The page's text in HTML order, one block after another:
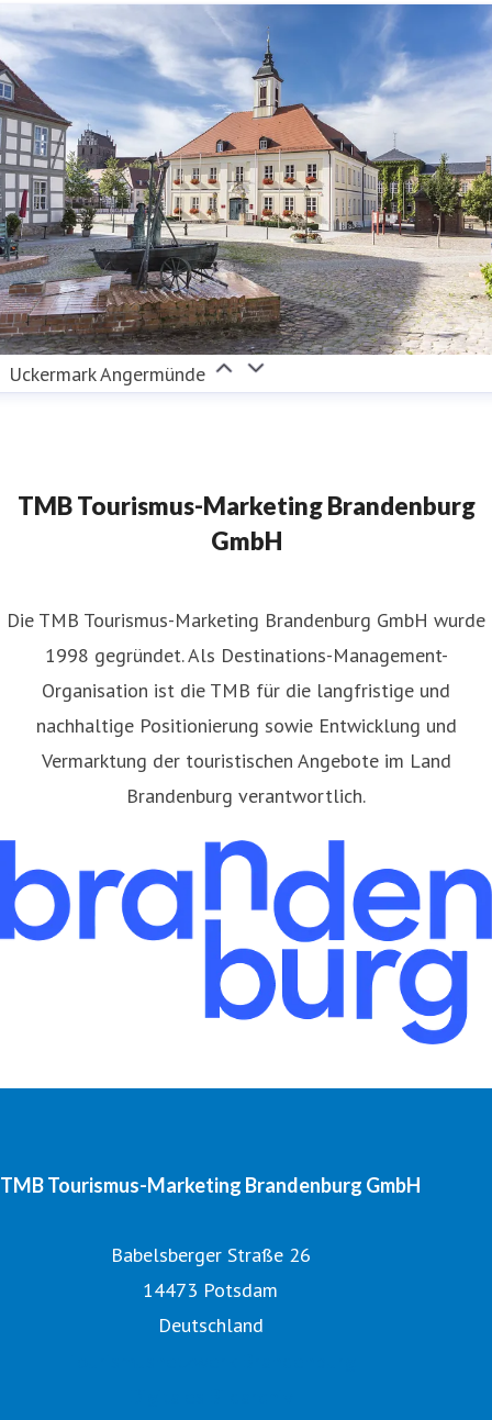
Uckermark Angermünde
TMB Tourismus-Marketing Brandenburg
GmbH
​Die TMB Tourismus-Marketing Brandenburg GmbH wurde
1998 gegründet. Als Destinations-Management-
Organisation ist die TMB für die langfristige und
nachhaltige Positionierung sowie Entwicklung und
Vermarktung der touristischen Angebote im Land
Brandenburg verantwortlich.
TMB Tourismus-Marketing Brandenburg GmbH
Babelsberger Straße 26
14473 Potsdam
Deutschland